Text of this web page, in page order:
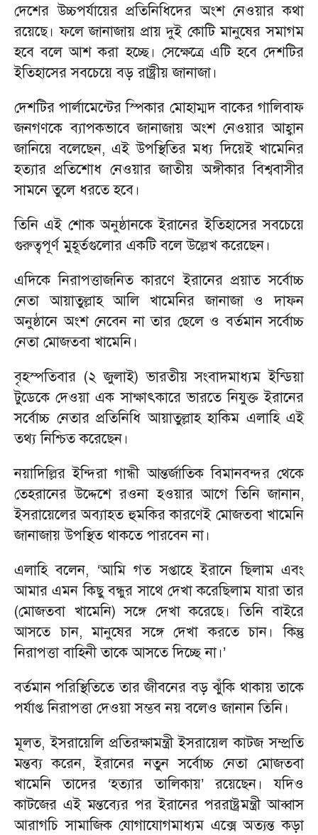
দেশের উচ্চপর্যায়ের প্রতিনিধিদের অংশ নেওয়ার কথা
রয়েছে। ফলে জানাজায় প্রায় দুই কোটি মানুষের সমাগম
হবে বলে আশ করা হচ্ছে। সেক্ষেত্রে এটি হবে দেশটির
ইতিহাসের সবচেয়ে বড় রাষ্ট্রীয় জানাজা।
দেশটির পার্লামেন্টের স্পিকার মোহাম্মদ বাকের গালিবাফ
জনগণকে ব্যাপকভাবে জানাজায় অংশ নেওয়ার আহ্বান
জানিয়ে বলেছেন, এই উপস্থিতির মধ্য দিয়েই খামেনির
হত্যার প্রতিশোধ নেওয়ার জাতীয় অঙ্গীকার বিশ্ববাসীর
সামনে তুলে ধরতে হবে।
তিনি এই শোক অনুষ্ঠানকে ইরানের ইতিহাসের সবচেয়ে
গুরুত্বপূর্ণ মুহূর্তগুলোর একটি বলে উল্লেখ করেছেন।
এদিকে নিরাপত্তাজনিত কারণে ইরানের প্রয়াত সর্বোচ্চ
নেতা আয়াতুল্লাহ আলি খামেনির জানাজা ও দাফন
অনুষ্ঠানে অংশ নেবেন না তার ছেলে ও বর্তমান সর্বোচ্চ
নেতা মোজতবা খামেনি।
বৃহস্পতিবার (২ জুলাই) ভারতীয় সংবাদমাধ্যম ইন্ডিয়া
টুডেকে দেওয়া এক সাক্ষাৎকারে ভারতে নিযুক্ত ইরানের
সর্বোচ্চ নেতার প্রতিনিধি আয়াতুল্লাহ হাকিম এলাহি এই
তথ্য নিশ্চিত করেছেন।
নয়াদিল্লির ইন্দিরা গান্ধী আন্তর্জাতিক বিমানবন্দর থেকে
তেহরানের উদ্দেশে রওনা হওয়ার আগে তিনি জানান,
ইসরায়েলের অব্যাহত হুমকির কারণেই মোজতবা খামেনি
জানাজায় উপস্থিত থাকতে পারবেন না।
এলাহি বলেন, ‘আমি গত সপ্তাহে ইরানে ছিলাম এবং
আমার এমন কিছু বন্ধুর সাথে দেখা করেছিলাম যারা তার
(মোজতবা খামেনি) সঙ্গে দেখা করেছে। তিনি বাইরে
আসতে চান, মানুষের সঙ্গে দেখা করতে চান। কিন্তু
নিরাপত্তা বাহিনী তাকে আসতে দিচ্ছে না।’
বর্তমান পরিস্থিতিতে তার জীবনের বড় ঝুঁকি থাকায় তাকে
পর্যাপ্ত নিরাপত্তা দেওয়া সম্ভব নয় বলেও জানান তিনি।
মূলত, ইসরায়েলি প্রতিরক্ষামন্ত্রী ইসরায়েল কাটজ সম্প্রতি
মন্তব্য করেন, ইরানের নতুন সর্বোচ্চ নেতা মোজতবা
খামেনি তাদের ‘হত্যার তালিকায়’ রয়েছেন। যদিও
কাটজের এই মন্তব্যের পর ইরানের পররাষ্ট্রমন্ত্রী আব্বাস
আরাগচি সামাজিক যোগাযোগমাধ্যম এক্সে অত্যন্ত কড়া